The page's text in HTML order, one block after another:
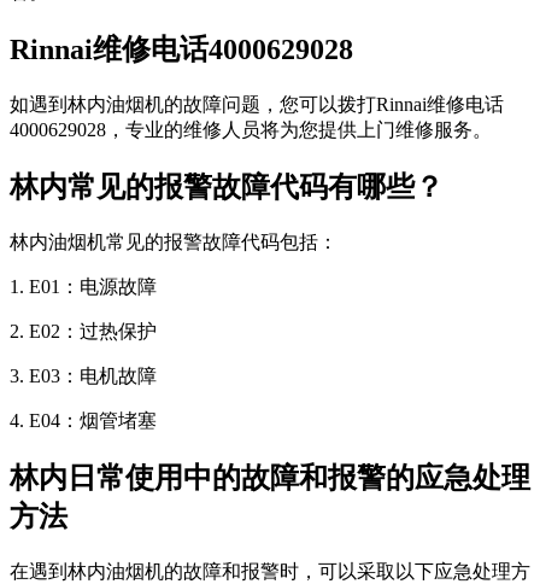
Rinnai维修电话4000629028
如遇到林内油烟机的故障问题，您可以拨打Rinnai维修电话
4000629028，专业的维修人员将为您提供上门维修服务。
林内常见的报警故障代码有哪些？
林内油烟机常见的报警故障代码包括：
1. E01：电源故障
2. E02：过热保护
3. E03：电机故障
4. E04：烟管堵塞
林内日常使用中的故障和报警的应急处理
方法
在遇到林内油烟机的故障和报警时，可以采取以下应急处理方